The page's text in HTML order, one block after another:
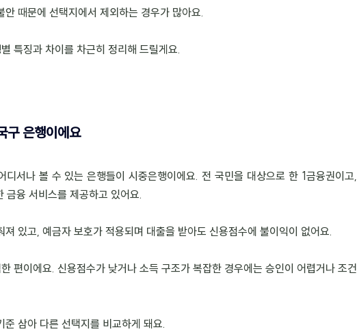
때문에 선택지에서 제외하는 경우가 많아요.
특징과 차이를 차근히 정리해 드릴게요.
구 은행이에요
서나 볼 수 있는 은행들이 시중은행이에요. 전 국민을 대상으로 한 1금융권이고,
융 서비스를 제공하고 있어요.
있고, 예금자 보호가 적용되며 대출을 받아도 신용점수에 불이익이 없어요.
편이에요. 신용점수가 낮거나 소득 구조가 복잡한 경우에는 승인이 어렵거나 조건
삼아 다른 선택지를 비교하게 돼요.